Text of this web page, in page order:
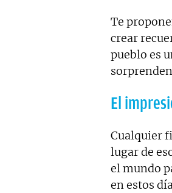
Te
crear
pueblo es
El
Cualquier
lugar de
el mundo
en estos